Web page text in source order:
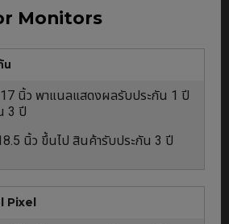
Monitors
น
นิ้ว พาแนลแสดงผลรับประกัน 1 ปี
3 ปี
นิ้ว ขึ้นไป สินค้ารับประกัน 3 ปี
Pixel